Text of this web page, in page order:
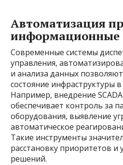
Автоматизация
информационные
Современные системы
управления,
и анализа данных
состояние инфраструктуры
Например, внедрение
обеспечивает контроль за
оборудования, выявление
автоматическое
Такие инструменты
расстановку приоритетов и
решений.